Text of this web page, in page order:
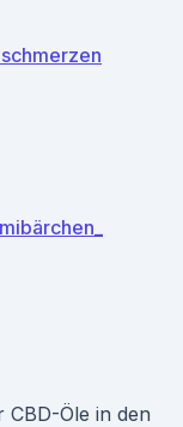
CBD-Öle in den